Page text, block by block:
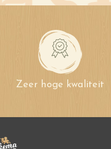
Zeer hoge kwaliteit